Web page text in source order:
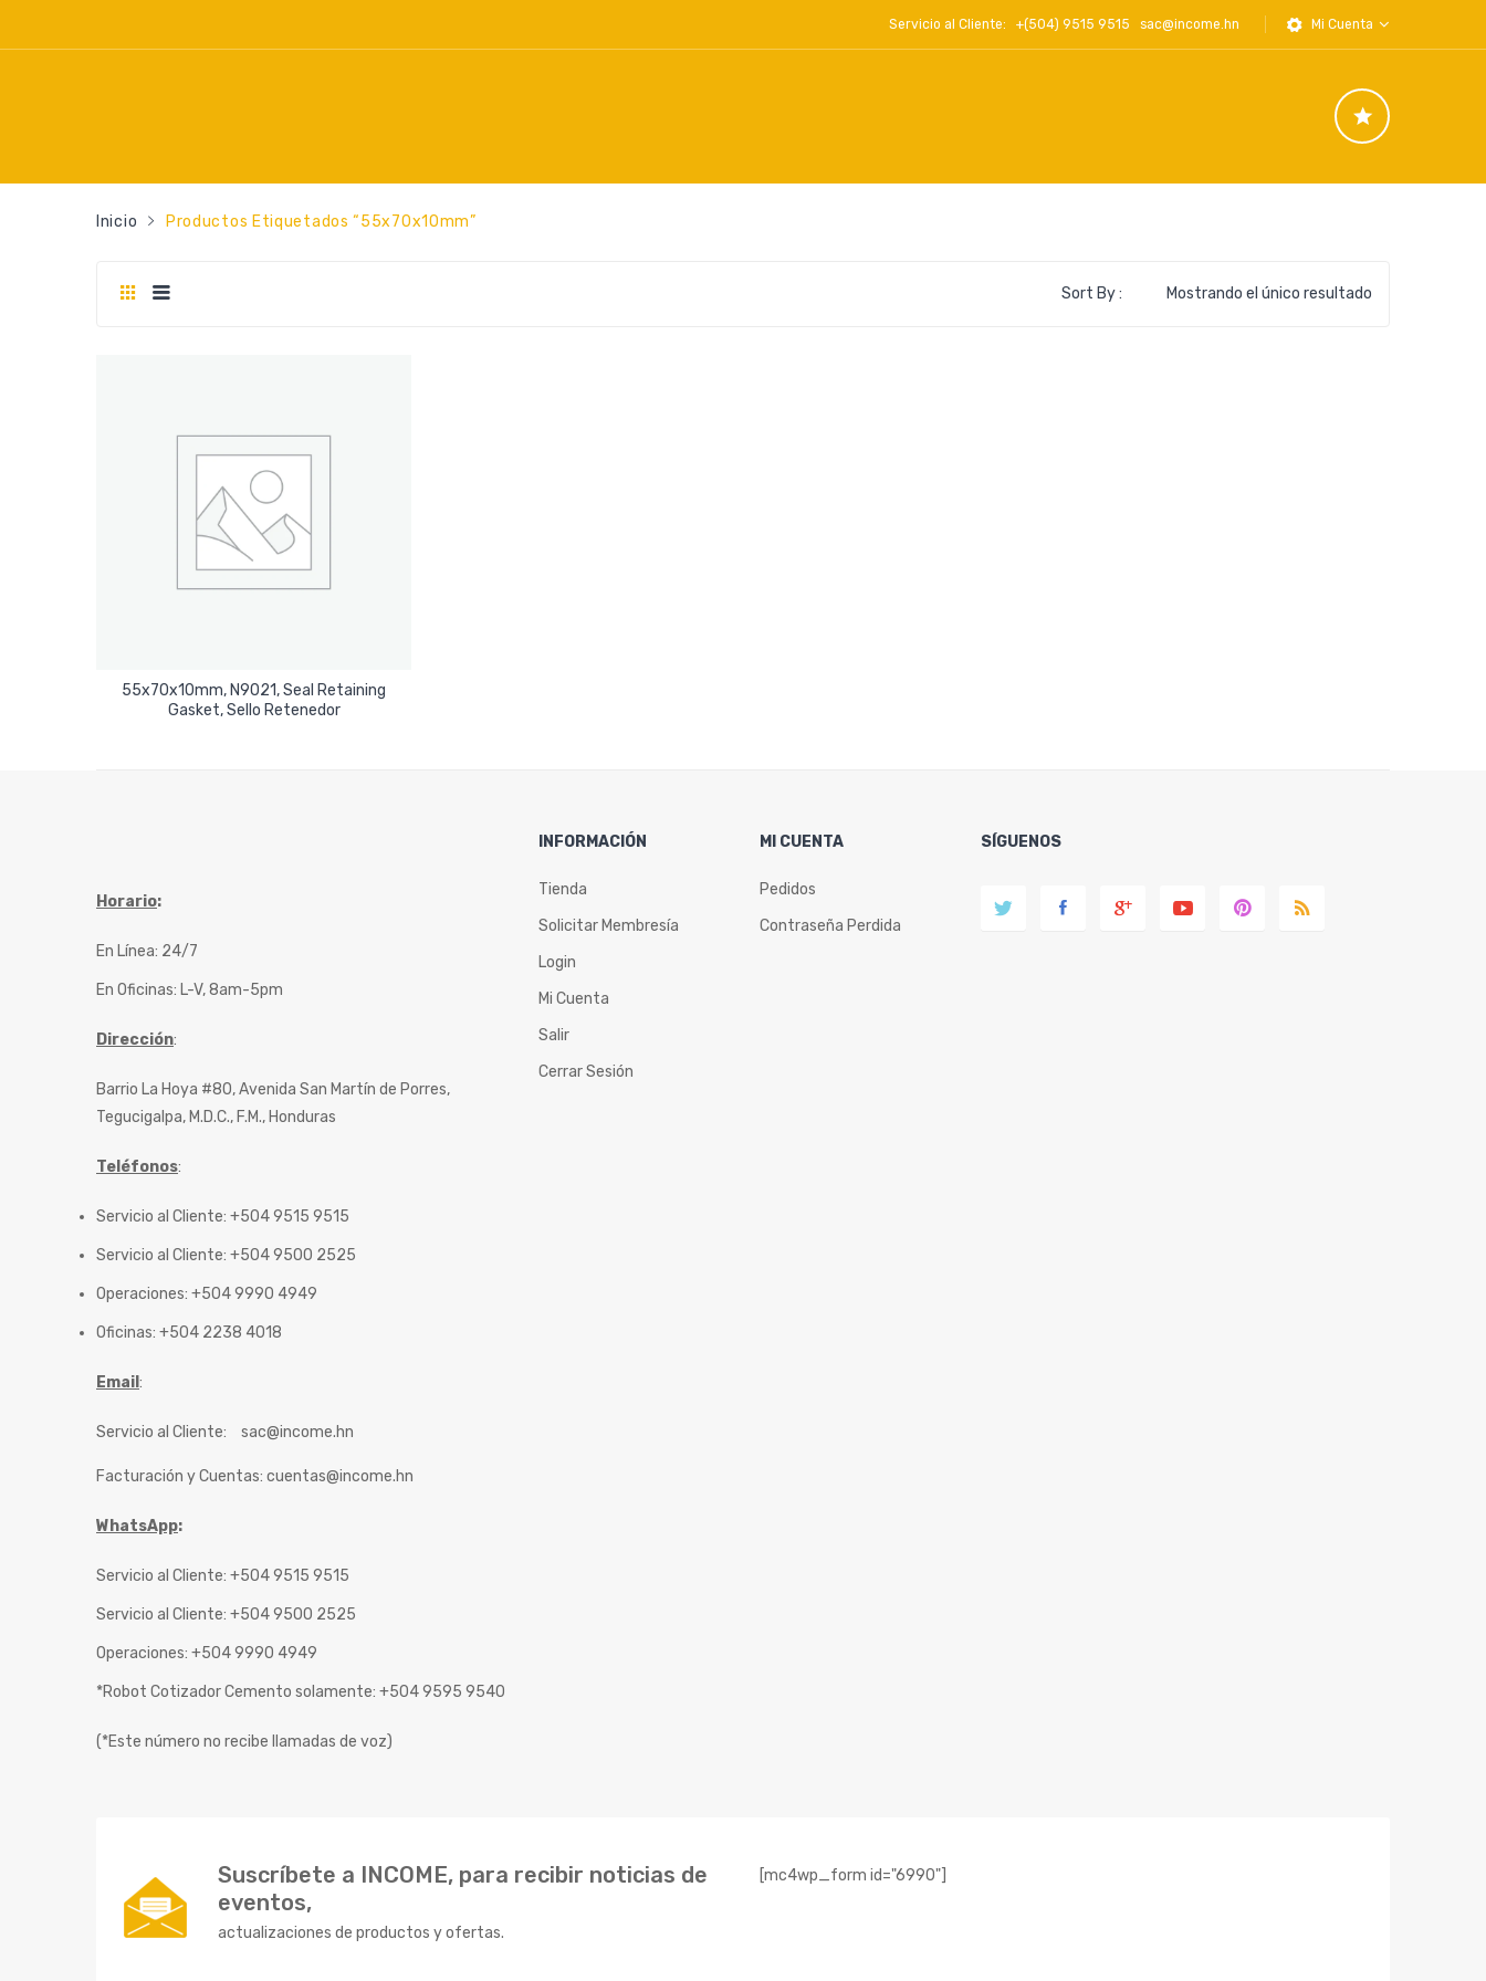
Servicio al Cliente: +(504) 9515 9515 sac@income.hn Mi Cuenta
Inicio Productos Etiquetados “55x70x10mm”
Mostrando el único resultado
Sort By :
55x70x10mm, N9021, Seal Retaining
Gasket, Sello Retenedor
Leer Más
Horario:
En Línea: 24/7
En Oficinas: L-V, 8am-5pm
Dirección:
Barrio La Hoya #80, Avenida San Martín de Porres,
Tegucigalpa, M.D.C., F.M., Honduras
Teléfonos:
Servicio al Cliente: +504 9515 9515
Servicio al Cliente: +504 9500 2525
Operaciones: +504 9990 4949
Oficinas: +504 2238 4018
Email :
Servicio al Cliente: sac@income.hn
Facturación y Cuentas: cuentas@income.hn
WhatsApp:
Servicio al Cliente: +504 9515 9515
Servicio al Cliente: +504 9500 2525
Operaciones: +504 9990 4949
*Robot Cotizador Cemento solamente: +504 9595 9540
(*Este número no recibe llamadas de voz)
INFORMACIÓN
Tienda
Solicitar Membresía
Login
Mi Cuenta
Salir
Cerrar Sesión
MI CUENTA
Pedidos
Contraseña Perdida
SÍGUENOS
Suscríbete a INCOME, para recibir noticias de
eventos,
actualizaciones de productos y ofertas.
[mc4wp_form id="6990"]